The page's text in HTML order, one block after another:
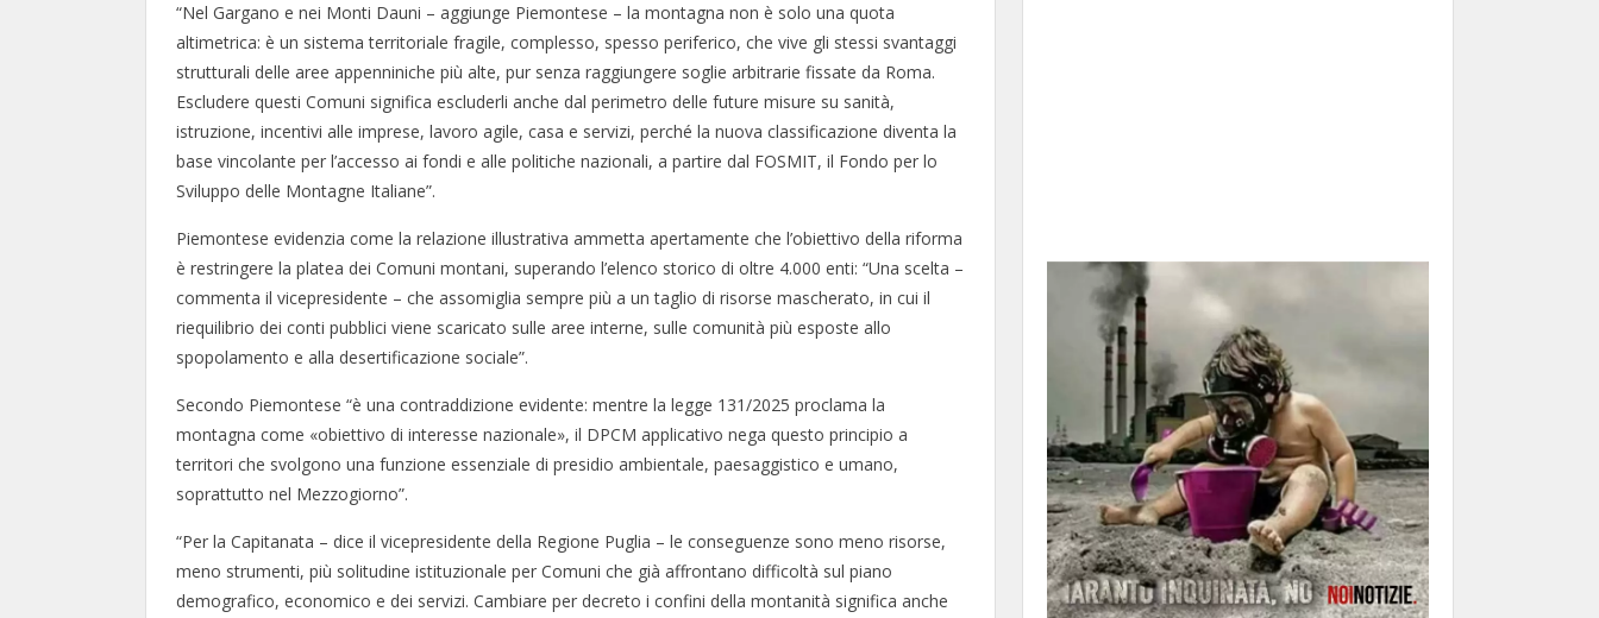
“Nel Gargano e nei Monti Dauni – aggiunge Piemontese – la montagna non è solo una quota
altimetrica: è un sistema territoriale fragile, complesso, spesso periferico, che vive gli stessi svantaggi
strutturali delle aree appenniniche più alte, pur senza raggiungere soglie arbitrarie fissate da Roma.
Escludere questi Comuni significa escluderli anche dal perimetro delle future misure su sanità,
istruzione, incentivi alle imprese, lavoro agile, casa e servizi, perché la nuova classificazione diventa la
base vincolante per l’accesso ai fondi e alle politiche nazionali, a partire dal FOSMIT, il Fondo per lo
Sviluppo delle Montagne Italiane”.
Piemontese evidenzia come la relazione illustrativa ammetta apertamente che l’obiettivo della riforma
è restringere la platea dei Comuni montani, superando l’elenco storico di oltre 4.000 enti: “Una scelta –
commenta il vicepresidente – che assomiglia sempre più a un taglio di risorse mascherato, in cui il
riequilibrio dei conti pubblici viene scaricato sulle aree interne, sulle comunità più esposte allo
spopolamento e alla desertificazione sociale”.
Secondo Piemontese “è una contraddizione evidente: mentre la legge 131/2025 proclama la
montagna come «obiettivo di interesse nazionale», il DPCM applicativo nega questo principio a
territori che svolgono una funzione essenziale di presidio ambientale, paesaggistico e umano,
soprattutto nel Mezzogiorno”.
“Per la Capitanata – dice il vicepresidente della Regione Puglia – le conseguenze sono meno risorse,
meno strumenti, più solitudine istituzionale per Comuni che già affrontano difficoltà sul piano
demografico, economico e dei servizi. Cambiare per decreto i confini della montanità significa anche